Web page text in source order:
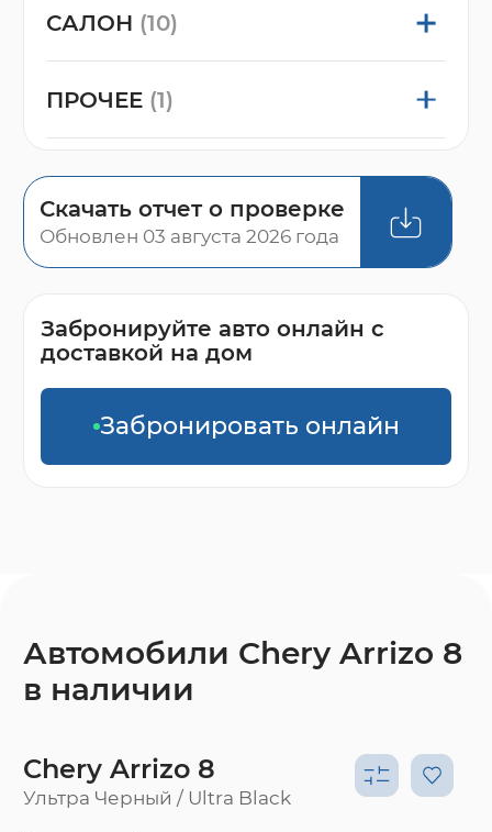
САЛОН (10)
ПРОЧЕЕ (1)
Скачать отчет о проверке
Обновлен 03 августа 2026 года
Забронируйте авто онлайн с
доставкой на дом
Забронировать онлайн
Автомобили Chery Arrizo 8
в наличии
Chery Arrizo 8
Ультра Черный / Ultra Black